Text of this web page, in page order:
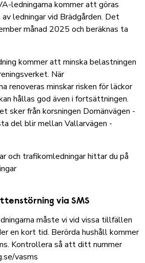
ledningarna kommer att göras
ledningar vid Brädgården. Det
månad 2025 och beräknas ta
kommer att minska belastningen
När
renoveras minskar risken för läckor
hållas god även i fortsättningen.
sker från korsningen Domänvägen -
del blir mellan Vallarvägen -
och trafikomledningar hittar du på
via SMS
måste vi vid vissa tillfällen
en kort tid. Berörda hushåll kommer
Kontrollera så att ditt nummer
vasms